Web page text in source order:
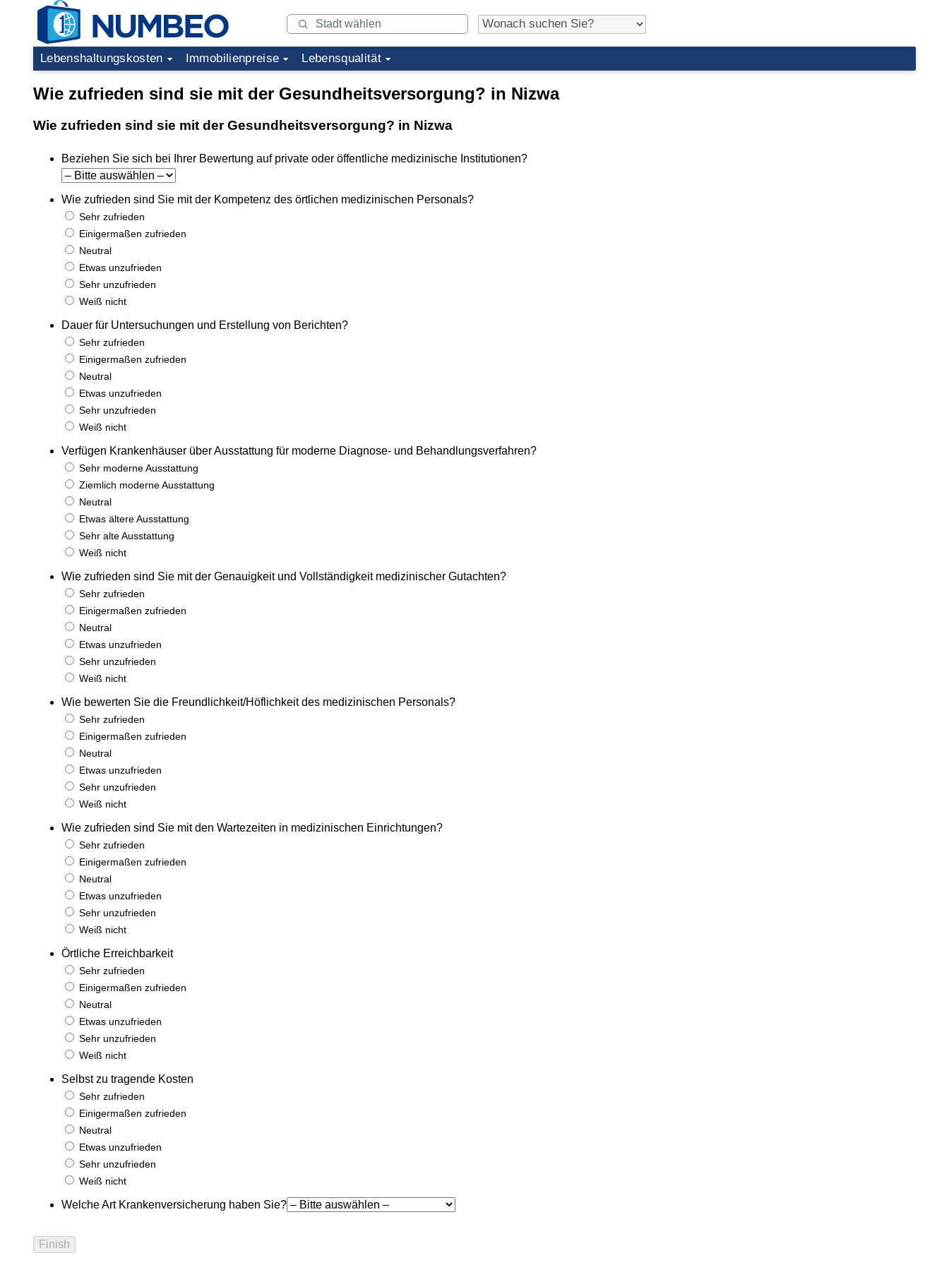
Lebenshaltungskosten Immobilienpreise Lebensqualität
Wie zufrieden sind sie mit der Gesundheitsversorgung? in Nizwa
Wie zufrieden sind sie mit der Gesundheitsversorgung? in Nizwa
Beziehen Sie sich bei Ihrer Bewertung auf private oder öffentliche medizinische Institutionen?
Wie zufrieden sind Sie mit der Kompetenz des örtlichen medizinischen Personals?
Sehr zufrieden
Einigermaßen zufrieden
Neutral
Etwas unzufrieden
Sehr unzufrieden
Weiß nicht
Dauer für Untersuchungen und Erstellung von Berichten?
Sehr zufrieden
Einigermaßen zufrieden
Neutral
Etwas unzufrieden
Sehr unzufrieden
Weiß nicht
Verfügen Krankenhäuser über Ausstattung für moderne Diagnose- und Behandlungsverfahren?
Sehr moderne Ausstattung
Ziemlich moderne Ausstattung
Neutral
Etwas ältere Ausstattung
Sehr alte Ausstattung
Weiß nicht
Wie zufrieden sind Sie mit der Genauigkeit und Vollständigkeit medizinischer Gutachten?
Sehr zufrieden
Einigermaßen zufrieden
Neutral
Etwas unzufrieden
Sehr unzufrieden
Weiß nicht
Wie bewerten Sie die Freundlichkeit/Höflichkeit des medizinischen Personals?
Sehr zufrieden
Einigermaßen zufrieden
Neutral
Etwas unzufrieden
Sehr unzufrieden
Weiß nicht
Wie zufrieden sind Sie mit den Wartezeiten in medizinischen Einrichtungen?
Sehr zufrieden
Einigermaßen zufrieden
Neutral
Etwas unzufrieden
Sehr unzufrieden
Weiß nicht
Örtliche Erreichbarkeit
Sehr zufrieden
Einigermaßen zufrieden
Neutral
Etwas unzufrieden
Sehr unzufrieden
Weiß nicht
Selbst zu tragende Kosten
Sehr zufrieden
Einigermaßen zufrieden
Neutral
Etwas unzufrieden
Sehr unzufrieden
Weiß nicht
Welche Art Krankenversicherung haben Sie?